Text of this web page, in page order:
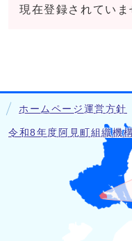
現在登録されていま
ホームページ運営方針
令和8年度阿見町組織機